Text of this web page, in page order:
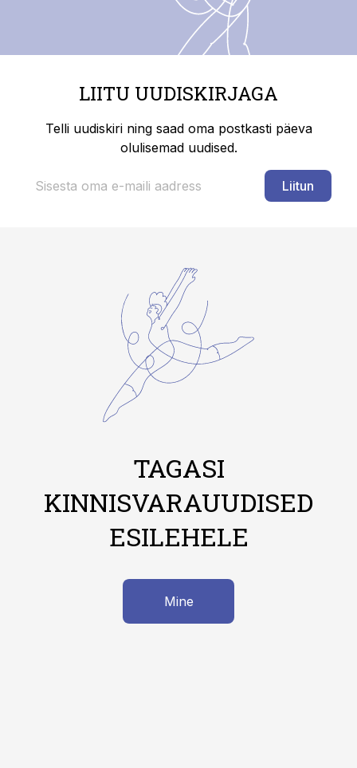
LIITU UUDISKIRJAGA
Telli uudiskiri ning saad oma postkasti päeva
olulisemad uudised.
Liitun
TAGASI
KINNISVARAUUDISED
ESILEHELE
Mine